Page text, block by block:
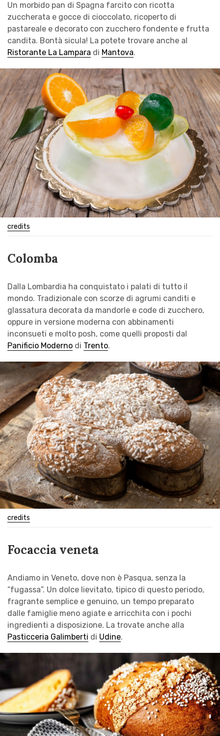
Un morbido pan di Spagna farcito con ricotta
zuccherata e gocce di cioccolato, ricoperto di
pastareale e decorato con zucchero fondente e frutta
candita. Bontà sicula! La potete trovare anche al
Ristorante La Lampara di Mantova.
credits
Colomba
Dalla Lombardia ha conquistato i palati di tutto il
mondo. Tradizionale con scorze di agrumi canditi e
glassatura decorata da mandorle e code di zucchero,
oppure in versione moderna con abbinamenti
inconsueti e molto posh, come quelli proposti dal
Panificio Moderno di Trento.
credits
Focaccia veneta
Andiamo in Veneto, dove non è Pasqua, senza la
“fugassa”. Un dolce lievitato, tipico di questo periodo,
fragrante semplice e genuino, un tempo preparato
dalle famiglie meno agiate e arricchita con i pochi
ingredienti a disposizione. La trovate anche alla
Pasticceria Galimberti di Udine.